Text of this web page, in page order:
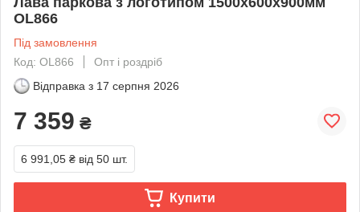
OL866
Під замовлення
Код: OL866
Опт і роздріб
Відправка з 17 серпня 2026
7 359 ₴
6 991,05 ₴ від 50 шт.
Купити